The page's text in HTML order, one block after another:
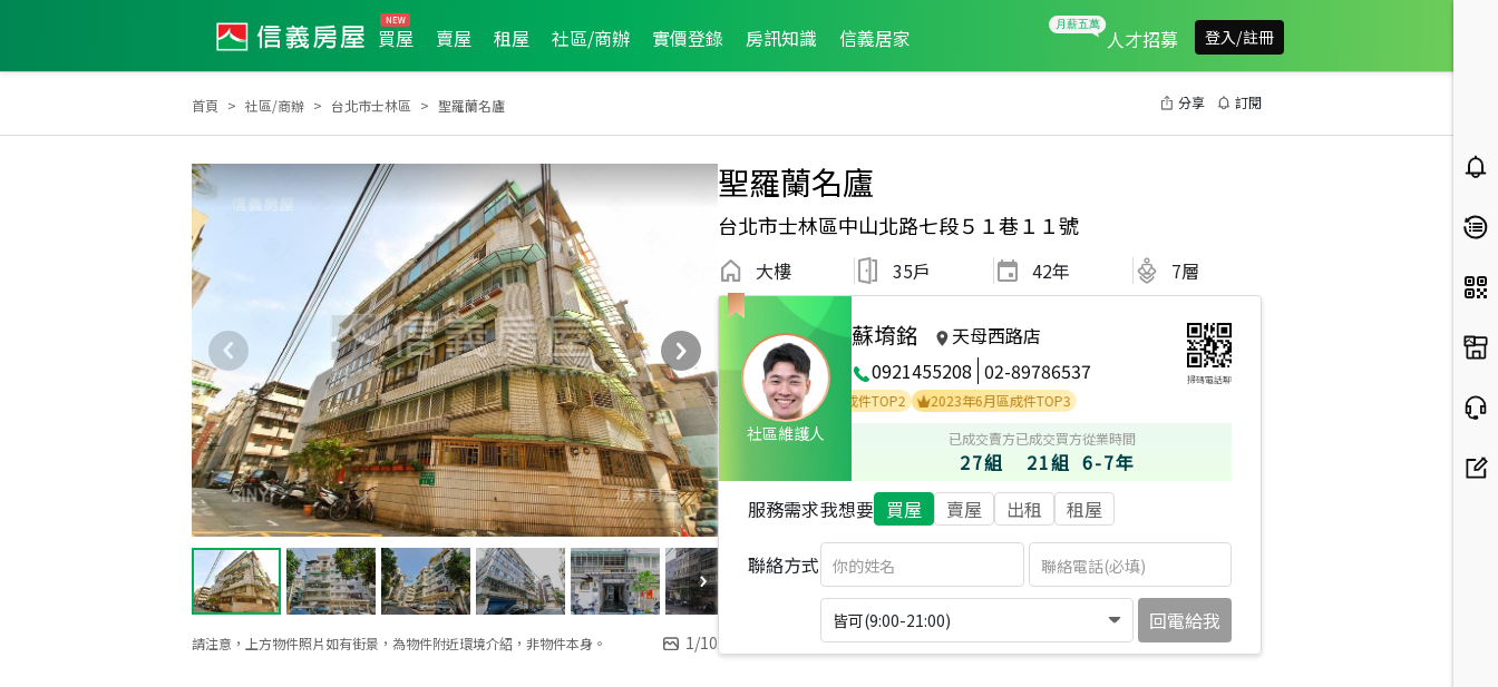
買屋 賣屋 租屋 社區/商辦 實價登錄 房訊知識 信義居家 人才招募 登入/註冊
首頁 社區/商辦 台北市士林區 聖羅蘭名廬 分享 訂閱
請注意，上方物件照片如有街景，為物件附近環境介紹，非物件本身。 1/10
聖羅蘭名廬
台北市士林區中山北路七段５１巷１１號
大樓 35戶 42年 7層
社區維護人
蘇堉銘
天母西路店
0921455208 02-89786537 掃碼電話聊
2026年3月區業績TOP3 2025年7月區業績TOP2 2026年3月區成件TOP1 2025年7月區成件TOP2
2023年6月區成件TOP3
已成交賣方
27組
已成交買方
21組
從業時間
6-7年
服務需求我想要 買屋 賣屋 出租 租屋
聯絡方式
皆可(9:00-21:00) 回電給我